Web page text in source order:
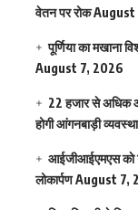
वेतन पर रोकAugust
पूर्णिया का मखाना
August 7, 2026
22 हजार से अधिक
होगी आंगनबाड़ी
आईजीआईएमएस काे
लोकार्पणAugust 7,